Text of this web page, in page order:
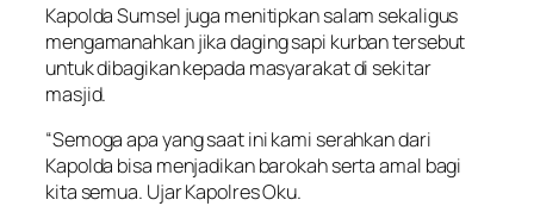
Kapolda Sumsel juga menitipkan salam sekaligus
mengamanahkan jika daging sapi kurban tersebut
untuk dibagikan kepada masyarakat di sekitar
masjid.
“Semoga apa yang saat ini kami serahkan dari
Kapolda bisa menjadikan barokah serta amal bagi
kita semua. Ujar Kapolres Oku.